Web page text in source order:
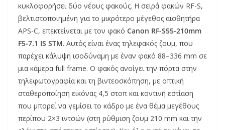
κυκλοφορήσει δύο νέους φακούς. Η σειρά φακών RF-S,
βελτιστοποιημένη για το μικρότερο μέγεθος αισθητήρα
APS-C, επεκτείνεται με τον φακό Canon RF-S55-210mm
F5-7.1 IS STM. Αυτός είναι ένας τηλεφακός ζουμ, που
παρέχει κάλυψη ισοδύναμη με έναν φακό 88–336 mm σε
μια κάμερα full frame. Ο φακός ανοίγει την πόρτα στην
τηλεφωτογραφία και τη βιντεοσκόπηση, με οπτική
σταθεροποίηση εικόνας 4,5 στοπ και κοντινή εστίαση
που μπορεί να γεμίσει το κάδρο με ένα θέμα μεγέθους
περίπου 2×3 ιντσών (στη ρύθμιση ζουμ 210 mm και την